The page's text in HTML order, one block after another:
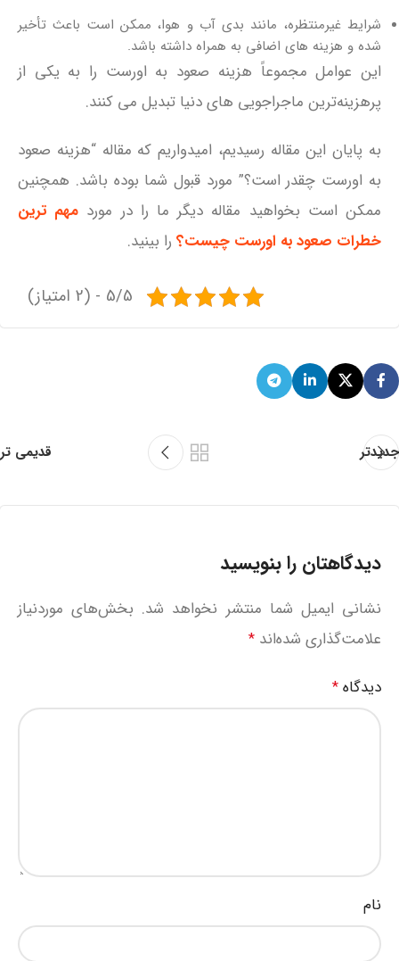
شرایط غیرمنتظره، مانند بدی آب‌ و هوا، ممکن است باعث تأخیر
شده و هزینه‌ های اضافی به همراه داشته باشد.
این عوامل مجموعاً هزینه صعود به اورست را به یکی از
پرهزینه‌ترین ماجراجویی‌ های دنیا تبدیل می‌ کنند.
به پایان این مقاله رسیدیم، امیدواریم که مقاله “هزینه صعود
به اورست چقدر است؟” مورد قبول شما بوده باشد. همچنین
ممکن است بخواهید مقاله دیگر ما را در مورد مهم ترین
خطرات صعود به اورست چیست؟ را بینید.
5/5 - (2 امتیاز)
جدیدتر قدیمی تر
دیدگاهتان را بنویسید
نشانی ایمیل شما منتشر نخواهد شد. بخش‌های موردنیاز
علامت‌گذاری شده‌اند *
دیدگاه *
نام